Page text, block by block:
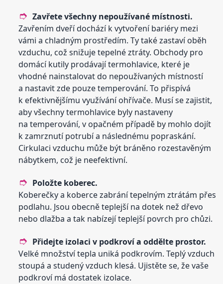
Zavřete všechny nepoužívané místnosti.
Zavřením dveří dochází k vytvoření bariéry mezi
vámi a chladným prostředím. Ty také zastaví oběh
vzduchu, což snižuje tepelné ztráty. Obchody pro
domácí kutily prodávají termohlavice, které je
vhodné nainstalovat do nepoužívaných místností
a nastavit zde pouze temperování. To přispívá
k efektivnějšímu využívání ohřívače. Musí se zajistit,
aby všechny termohlavice byly nastaveny
na temperování, v opačném případě by mohlo dojít
k zamrznutí potrubí a následnému popraskání.
Cirkulaci vzduchu může být bráněno rozestavěným
nábytkem, což je neefektivní.
Položte koberec.
Koberečky a koberce zabrání tepelným ztrátám přes
podlahu. Jsou obecně teplejší na dotek než dřevo
nebo dlažba a tak nabízejí teplejší povrch pro chůzi.
Přidejte izolaciv podkrovía oddělte prostor.
Velké množství tepla uniká podkrovím. Teplý vzduch
stoupá a studený vzduch klesá. Ujistěte se, že vaše
podkroví má dostatek izolace.